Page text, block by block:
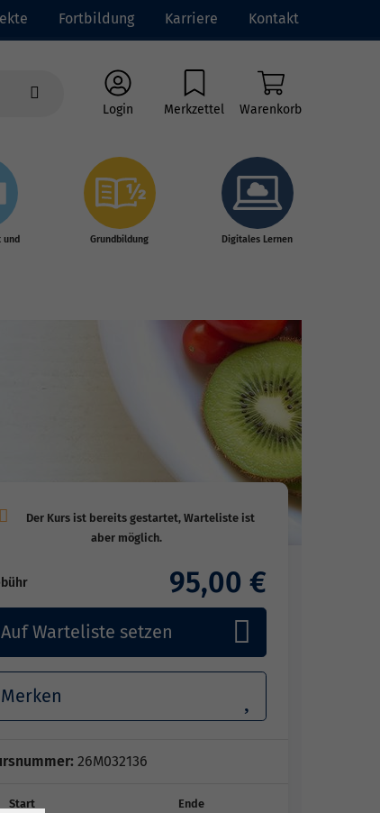
Fortbildung Karriere Kontakt
Login Merkzettel Warenkorb
und
Grundbildung Digitales Lernen
95,00 €
Auf Warteliste setzen
Merken
26M032136
Start Ende